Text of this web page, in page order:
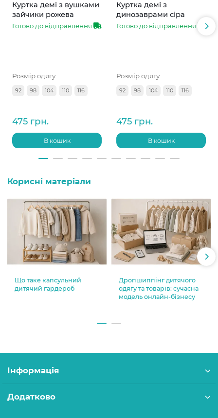
Куртка демі з вушками
зайчики рожева
Готово до відправлення
Розмір одягу
92 98 104 110 116
475 грн.
В кошик
Куртка демі з
динозаврами сіра
Готово до відправлення
Розмір одягу
92 98 104 110 116
475 грн.
В кошик
Корисні матеріали
Що таке капсульний
дитячий гардероб
Дропшиппінг дитячого
одягу та товарів: сучасна
модель онлайн-бізнесу
Інформація
Додатково